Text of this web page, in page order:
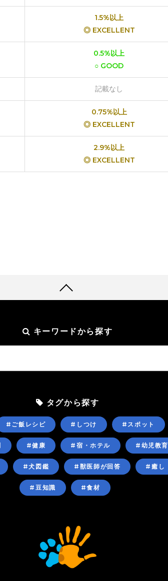
1.5%以上
◎ EXCELLENT
0.5%以上
○ GOOD
記載なし
0.75%以上
◎ EXCELLENT
2.9%以上
◎ EXCELLENT
キーワードから探す
タグから探す
#ご飯レシピ #しつけ #スポット
#健康 #宿・ホテル #幼児教育
#犬図鑑 #獣医師が回答 #癒し
#豆知識 #食材